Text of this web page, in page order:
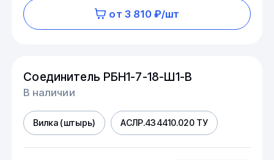
от 3 810 ₽/шт
Соединитель РБН1-7-18-Ш1-В
В наличии
Вилка (штырь) АСЛР.434410.020 ТУ